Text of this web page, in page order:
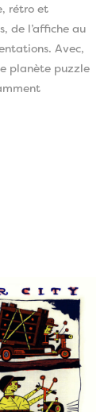
rétro et
de l’affiche au
Avec,
planète puzzle